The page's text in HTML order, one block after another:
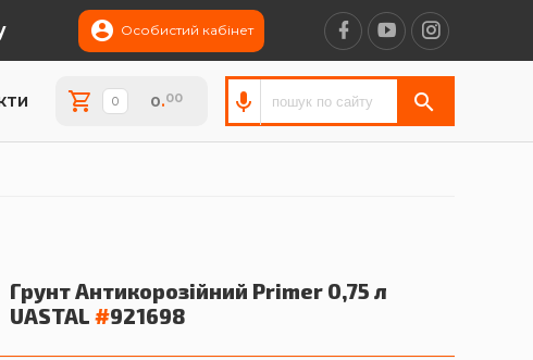
Особистий кабінет
0.00
Грунт Антикорозійний Primer 0,75 л
UASTAL #921698